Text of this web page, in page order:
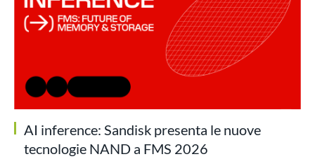
AI inference: Sandisk presenta le nuove
tecnologie NAND a FMS 2026